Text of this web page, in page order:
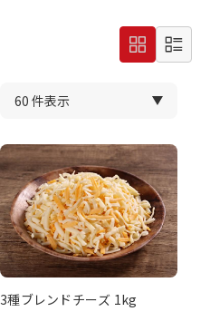
3種ブレンドチーズ 1kg